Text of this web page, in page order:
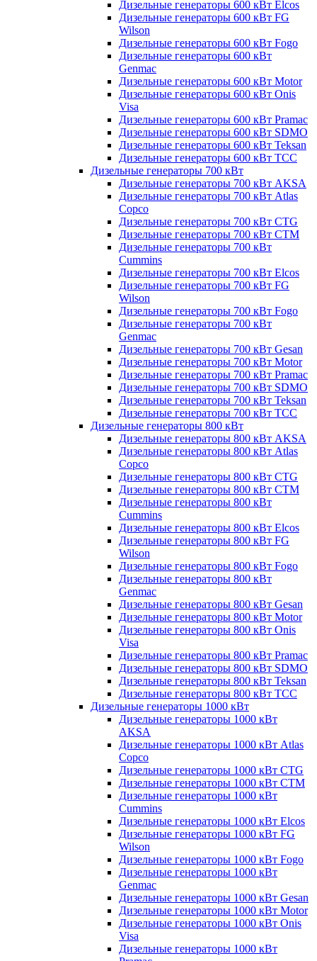
Дизельные генераторы 600 кВт Elcos
Дизельные генераторы 600 кВт FG
Wilson
Дизельные генераторы 600 кВт Fogo
Дизельные генераторы 600 кВт
Genmac
Дизельные генераторы 600 кВт Motor
Дизельные генераторы 600 кВт Onis
Visa
Дизельные генераторы 600 кВт Pramac
Дизельные генераторы 600 кВт SDMO
Дизельные генераторы 600 кВт Teksan
Дизельные генераторы 600 кВт ТСС
Дизельные генераторы 700 кВт
Дизельные генераторы 700 кВт AKSA
Дизельные генераторы 700 кВт Atlas
Copco
Дизельные генераторы 700 кВт CTG
Дизельные генераторы 700 кВт CTM
Дизельные генераторы 700 кВт
Cummins
Дизельные генераторы 700 кВт Elcos
Дизельные генераторы 700 кВт FG
Wilson
Дизельные генераторы 700 кВт Fogo
Дизельные генераторы 700 кВт
Genmac
Дизельные генераторы 700 кВт Gesan
Дизельные генераторы 700 кВт Motor
Дизельные генераторы 700 кВт Pramac
Дизельные генераторы 700 кВт SDMO
Дизельные генераторы 700 кВт Teksan
Дизельные генераторы 700 кВт ТСС
Дизельные генераторы 800 кВт
Дизельные генераторы 800 кВт AKSA
Дизельные генераторы 800 кВт Atlas
Copco
Дизельные генераторы 800 кВт CTG
Дизельные генераторы 800 кВт CTM
Дизельные генераторы 800 кВт
Cummins
Дизельные генераторы 800 кВт Elcos
Дизельные генераторы 800 кВт FG
Wilson
Дизельные генераторы 800 кВт Fogo
Дизельные генераторы 800 кВт
Genmac
Дизельные генераторы 800 кВт Gesan
Дизельные генераторы 800 кВт Motor
Дизельные генераторы 800 кВт Onis
Visa
Дизельные генераторы 800 кВт Pramac
Дизельные генераторы 800 кВт SDMO
Дизельные генераторы 800 кВт Teksan
Дизельные генераторы 800 кВт ТСС
Дизельные генераторы 1000 кВт
Дизельные генераторы 1000 кВт
AKSA
Дизельные генераторы 1000 кВт Atlas
Copco
Дизельные генераторы 1000 кВт CTG
Дизельные генераторы 1000 кВт CTM
Дизельные генераторы 1000 кВт
Cummins
Дизельные генераторы 1000 кВт Elcos
Дизельные генераторы 1000 кВт FG
Wilson
Дизельные генераторы 1000 кВт Fogo
Дизельные генераторы 1000 кВт
Genmac
Дизельные генераторы 1000 кВт Gesan
Дизельные генераторы 1000 кВт Motor
Дизельные генераторы 1000 кВт Onis
Visa
Дизельные генераторы 1000 кВт